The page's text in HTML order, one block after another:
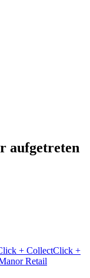
aufgetreten
+ CollectClick +
Retail